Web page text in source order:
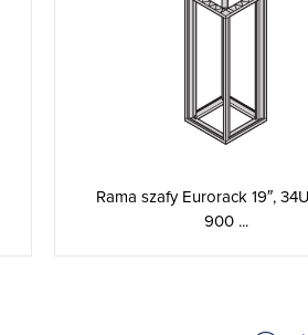
Rama szafy Eurorack 19″,
900 ...